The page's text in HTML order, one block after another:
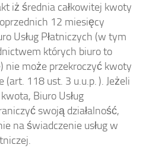
iż średnia całkowitej kwoty
12 miesięcy
Usług Płatniczych (w tym
których biuro to
nie może przekroczyć kwoty
(art. 118 ust. 3 u.u.p. ). Jeżeli
Biuro Usług
swoją działalność,
na świadczenie usług w